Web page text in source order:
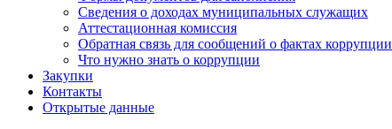
Сведения о доходах муниципальных служащих
Аттестационная комиссия
Обратная связь для сообщений о фактах коррупции
Что нужно знать о коррупции
Закупки
Контакты
Открытые данные